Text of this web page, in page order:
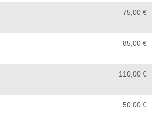
75,00 €
85,00 €
110,00 €
50,00 €